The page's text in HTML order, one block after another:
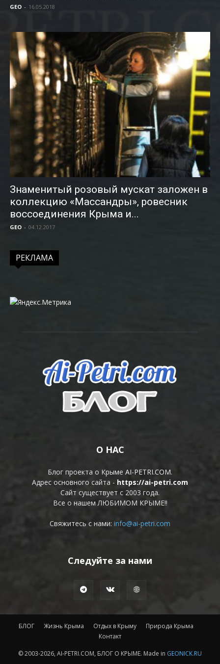
GEO - 16.05.2018
Знаменитый розовый мускат заложен в
коллекцию «Массандры», ровесник
воссоединения Крыма и...
GEO - 04.12.2017
РЕКЛАМА
О НАС
Блог проекта о Крыме AI-PETRI.COM.
Адрес основного сайта - https://ai-petri.com
Сайт существует с 2003 года.
Все о нашем ЛЮБИМОМ КРЫМЕ!!
Свяжитесь с нами: info@ai-petri.com
Следуйте за нами
БЛОГ Жизнь Крыма Отдых в Крыму
Природа Крыма
Контакт
© 2003-2026, AI-PETRI.COM, БЛОГ О КРЫМЕ. Made in GEONICK.RU